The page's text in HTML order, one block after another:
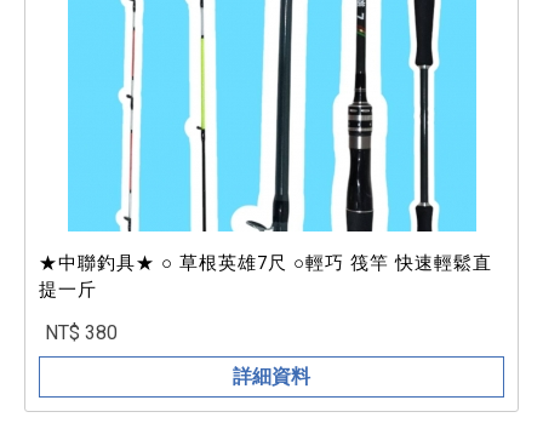
★中聯釣具★ ○ 草根英雄7尺 ○輕巧 筏竿 快速輕鬆直
提一斤
NT$ 380
詳細資料